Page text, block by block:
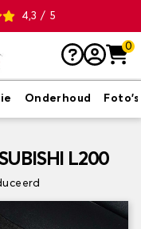
4,3 / 5
0
Onderhoud Foto's
L200